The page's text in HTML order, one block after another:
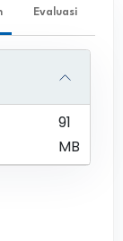
Evaluasi
91
MB